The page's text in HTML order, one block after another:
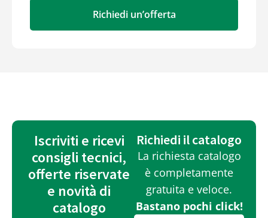
Richiedi un’offerta
Iscriviti e ricevi
consigli tecnici,
offerte riservate
e novità di
catalogo
Richiedi il catalogo
La richiesta catalogo
è completamente
gratuita e veloce.
Bastano pochi click!